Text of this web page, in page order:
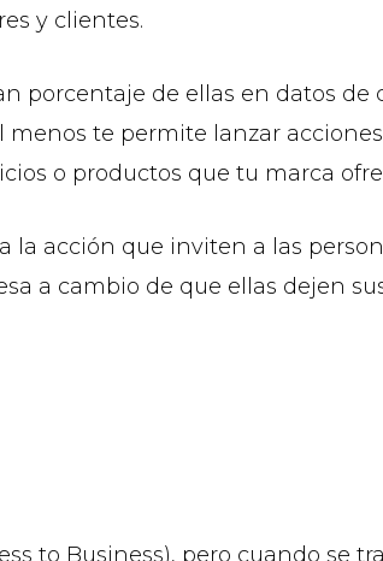
y clientes.
porcentaje de ellas en datos de
menos te permite lanzar
o productos que tu marca
la acción que inviten a las
a cambio de que ellas dejen
to Business), pero cuando se